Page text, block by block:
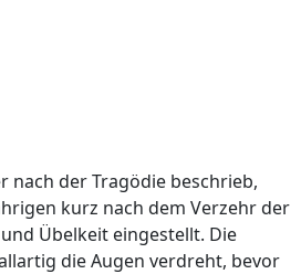
nach der Tragödie beschrieb,
kurz nach dem Verzehr der
Übelkeit eingestellt. Die
die Augen verdreht, bevor